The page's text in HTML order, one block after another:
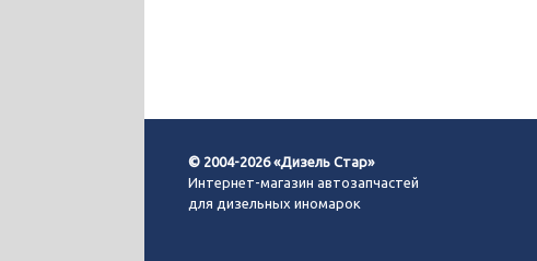
© 2004-2026 «Дизель Стар»
Интернет-магазин автозапчастей
для дизельных иномарок